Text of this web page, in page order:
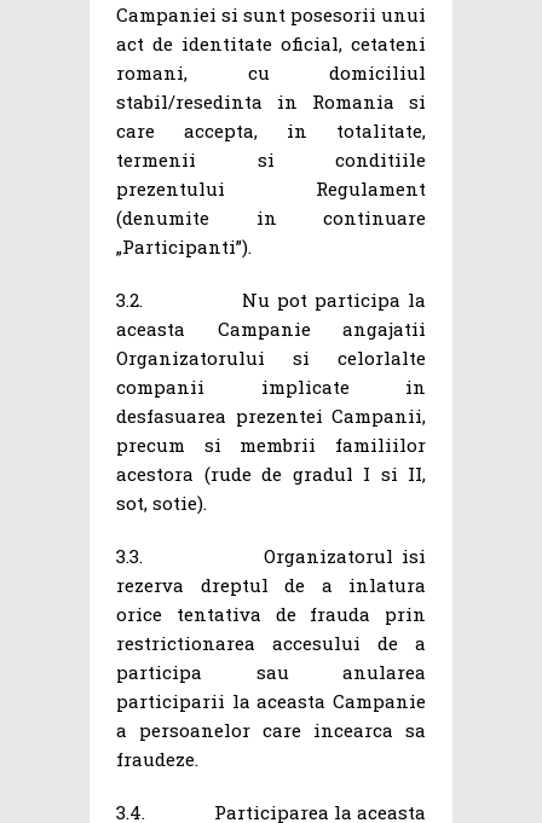
Campaniei si sunt posesorii unui
act de identitate oficial, cetateni
romani, cu domiciliul
stabil/resedinta in Romania si
care accepta, in totalitate,
termenii si conditiile
prezentului Regulament
(denumite in continuare
„Participanti”).
3.2. Nu pot participa la
aceasta Campanie angajatii
Organizatorului si celorlalte
companii implicate in
desfasuarea prezentei Campanii,
precum si membrii familiilor
acestora (rude de gradul I si II,
sot, sotie).
3.3. Organizatorul isi
rezerva dreptul de a inlatura
orice tentativa de frauda prin
restrictionarea accesului de a
participa sau anularea
participarii la aceasta Campanie
a persoanelor care incearca sa
fraudeze.
3.4. Participarea la aceasta